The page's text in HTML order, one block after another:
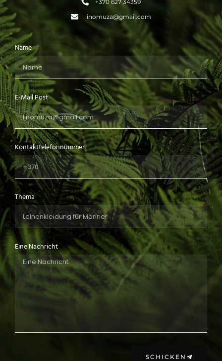
+370 627 34359
linomuza@gmail.com
Name
E-Mail Post
Kontakttelefonnummer
Thema
Eine Nachricht
SCHICKEN